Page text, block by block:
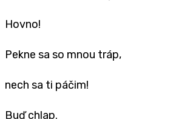
Hovno!
Pekne sa so mnou tráp,
nech sa ti páčim!
Buď chlap.